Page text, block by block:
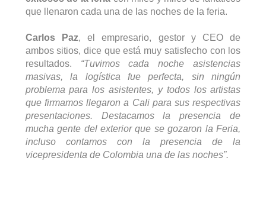
que llenaron cada una de las noches de la feria.
Carlos Paz, el empresario, gestor y CEO de
ambos sitios, dice que está muy satisfecho con los
resultados. “Tuvimos cada noche asistencias
masivas, la logística fue perfecta, sin ningún
problema para los asistentes, y todos los artistas
que firmamos llegaron a Cali para sus respectivas
presentaciones. Destacamos la presencia de
mucha gente del exterior que se gozaron la Feria,
vicepresidenta de Colombia una de las noches”.